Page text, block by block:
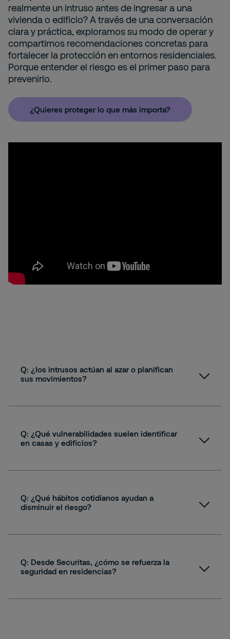
realmente un intruso antes de ingresar a una
vivienda o edificio? A través de una conversación
clara y práctica, exploramos su modo de operar y
compartimos recomendaciones concretas para
fortalecer la protección en entornos residenciales.
Porque entender el riesgo es el primer paso para
prevenirlo.
¿Quieres proteger lo que más importa?
Q: ¿los intrusos actúan al azar o planifican
sus movimientos?
A:
Q: ¿Qué vulnerabilidades suelen identificar
en casas y edificios?
A:
Residencial
Q: ¿Qué hábitos cotidianos ayudan a
disminuir el riesgo?
A:
Residencial
Q: Desde Securitas, ¿cómo se refuerza la
seguridad en residencias?
A: